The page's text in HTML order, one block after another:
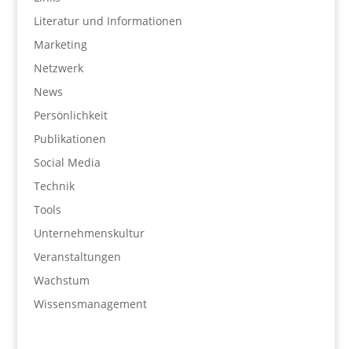
Literatur und Informationen
Marketing
Netzwerk
News
Persönlichkeit
Publikationen
Social Media
Technik
Tools
Unternehmenskultur
Veranstaltungen
Wachstum
Wissensmanagement